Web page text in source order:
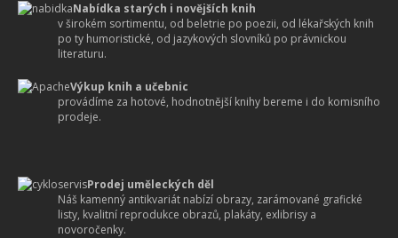
Nabídka starých i novějších knih
v širokém sortimentu, od beletrie po poezii, od lékařských knih
po ty humoristické, od jazykových slovníků po právnickou
literaturu.
Výkup knih a učebnic
provádíme za hotové, hodnotnější knihy bereme i do komisního
prodeje.
Prodej uměleckých děl
Náš kamenný antikvariát nabízí obrazy, zarámované grafické
listy, kvalitní reprodukce obrazů, plakáty, exlibrisy a
novoročenky.